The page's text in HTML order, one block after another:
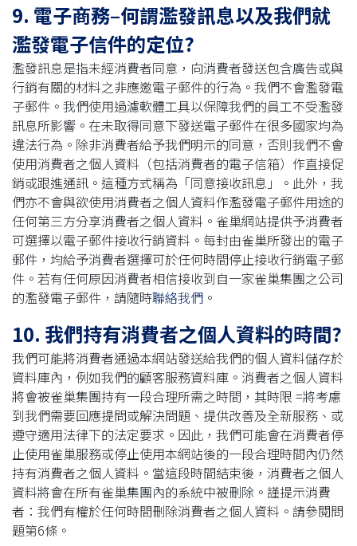
9. 電子商務–何謂濫發訊息以及我們就
濫發電子信件的定位?
濫發訊息是指未經消費者同意，向消費者發送包含廣告或與
行銷有關的材料之非應邀電子郵件的行為。我們不會濫發電
子郵件。我們使用過濾軟體工具以保障我們的員工不受濫發
訊息所影響。在未取得同意下發送電子郵件在很多國家均為
違法行為。除非消費者給予我們明示的同意，否則我們不會
使用消費者之個人資料（包括消費者的電子信箱）作直接促
銷或跟進通訊。這種方式稱為「同意接收訊息」。此外，我
們亦不會與欲使用消費者之個人資料作濫發電子郵件用途的
任何第三方分享消費者之個人資料。雀巢網站提供予消費者
可選擇以電子郵件接收行銷資料。每封由雀巢所發出的電子
郵件，均給予消費者選擇可於任何時間停止接收行銷電子郵
件。若有任何原因消費者相信接收到自一家雀巢集團之公司
的濫發電子郵件，請隨時聯絡我們 。
10. 我們持有消費者之個人資料的時間?
我們可能將消費者通過本網站發送給我們的個人資料儲存於
資料庫內，例如我們的顧客服務資料庫。消費者之個人資料
將會被雀巢集團持有一段合理所需之時間，其時限 =將考慮
到我們需要回應提問或解決問題、提供改善及全新服務、或
遵守適用法律下的法定要求。因此，我們可能會在消費者停
止使用雀巢服務或停止使用本網站後的一段合理時間內仍然
持有消費者之個人資料。當這段時間結束後，消費者之個人
資料將會在所有雀巢集團內的系統中被刪除。謹提示消費
者：我們有權於任何時間刪除消費者之個人資料。請參閱問
題第6條。